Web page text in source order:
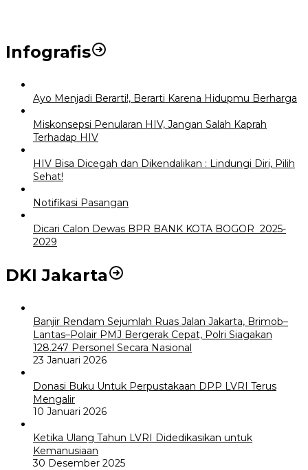
Infografis
Ayo Menjadi Berarti!, Berarti Karena Hidupmu Berharga
Miskonsepsi Penularan HIV, Jangan Salah Kaprah
Terhadap HIV
HIV Bisa Dicegah dan Dikendalikan : Lindungi Diri, Pilih
Sehat!
Notifikasi Pasangan
Dicari Calon Dewas BPR BANK KOTA BOGOR 2025-
2029
DKI Jakarta
Banjir Rendam Sejumlah Ruas Jalan Jakarta, Brimob–
Lantas–Polair PMJ Bergerak Cepat, Polri Siagakan
128.247 Personel Secara Nasional
23 Januari 2026
Donasi Buku Untuk Perpustakaan DPP LVRI Terus
Mengalir
10 Januari 2026
Ketika Ulang Tahun LVRI Didedikasikan untuk
Kemanusiaan
30 Desember 2025